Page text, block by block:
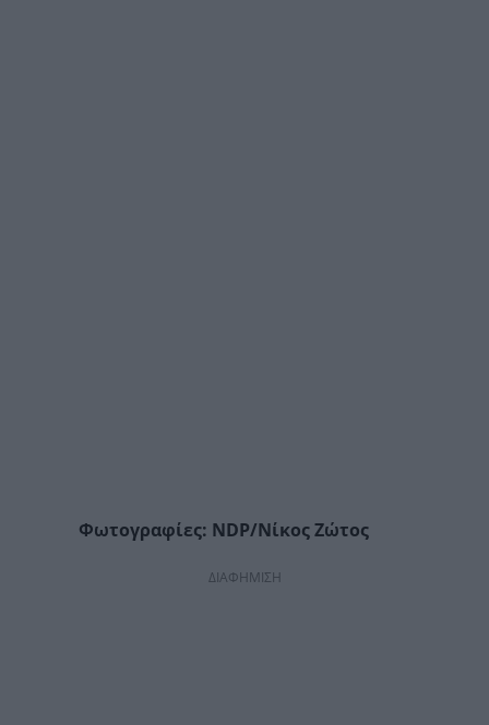
Φωτογραφίες: NDP/Νίκος Ζώτος
ΔΙΑΦΗΜΙΣΗ